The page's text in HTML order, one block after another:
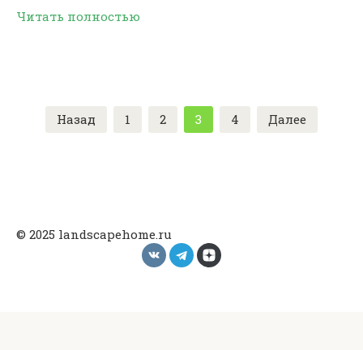
Читать полностью
Пагинация
записей
Назад 1 2 3 4 Далее
© 2025 landscapehome.ru